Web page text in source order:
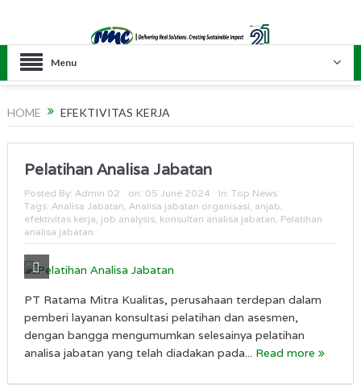
Menu
HOME EFEKTIVITAS KERJA
Pelatihan Analisa Jabatan
Posted By: Admin 02 on: 05 June 2024 In: Top News
Tags: Analisa Jabatan Analisa jabatan organisasi anjab
efektivitas kerja job analysis, konsultan analisa jabatan Pelatihan
analisa jabatan
PT Ratama Mitra Kualitas, perusahaan terdepan dalam
pemberi layanan konsultasi pelatihan dan asesmen,
dengan bangga mengumumkan selesainya pelatihan
analisa jabatan yang telah diadakan pada... Read more